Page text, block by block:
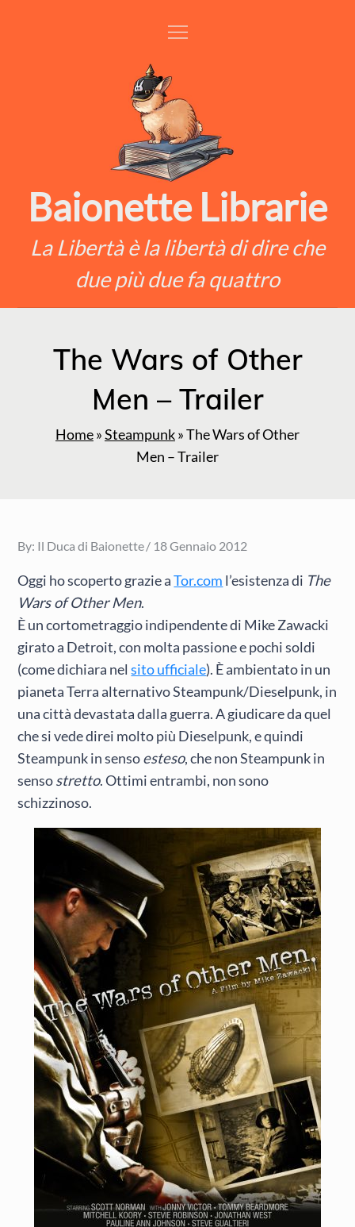
Baionette Librarie
La Libertà è la libertà di dire che
due più due fa quattro
The Wars of Other
Men – Trailer
Home»Steampunk»The Wars of Other
Men – Trailer
By: Il Duca di Baionette Posted
18 Gennaio 2012
Oggi ho scoperto grazie aTor.com l’esistenza di The
Wars of Other Men.
È un cortometraggio indipendente di Mike Zawacki
girato a Detroit, con molta passione e pochi soldi
(come dichiara nelsito ufficiale). È ambientato in un
pianeta Terra alternativo Steampunk/Dieselpunk, in
una città devastata dalla guerra. A giudicare da quel
che si vede direi molto più Dieselpunk, e quindi
Steampunk in sensoesteso, che non Steampunk in
sensostretto. Ottimi entrambi, non sono
schizzinoso.